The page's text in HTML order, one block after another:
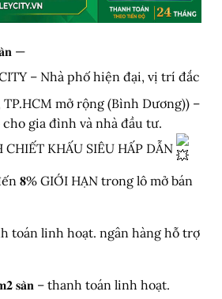
—
CITY – Nhà phố hiện đại, vị trí đắc
TP.HCM mở rộng (Bình Dương)) –
gia đình và nhà đầu tư.
CHIẾT KHẤU SIÊU HẤP DẪN
𝟖% GIỚI HẠN trong lô mở bán
toán linh hoạt. ngân hàng hỗ trợ
𝐬𝐚̀𝐧 – thanh toán linh hoạt.